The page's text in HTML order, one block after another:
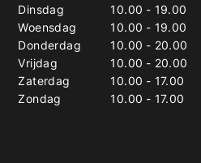
Dinsdag
10.00 - 19.00
Woensdag
10.00 - 19.00
Donderdag
10.00 - 20.00
Vrijdag
10.00 - 20.00
Zaterdag
10.00 - 17.00
Zondag
10.00 - 17.00